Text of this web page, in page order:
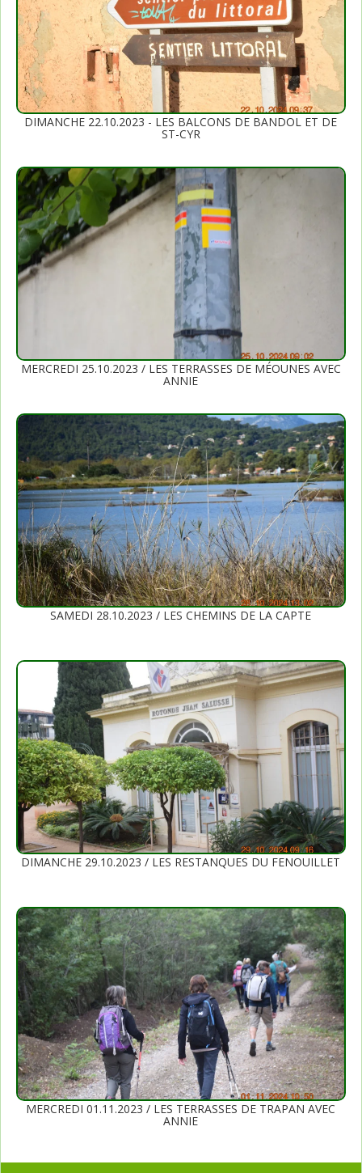
DIMANCHE 22.10.2023 - LES BALCONS DE BANDOL ET DE
ST-CYR
MERCREDI 25.10.2023 / LES TERRASSES DE MÉOUNES AVEC
ANNIE
SAMEDI 28.10.2023 / LES CHEMINS DE LA CAPTE
DIMANCHE 29.10.2023 / LES RESTANQUES DU FENOUILLET
MERCREDI 01.11.2023 / LES TERRASSES DE TRAPAN AVEC
ANNIE